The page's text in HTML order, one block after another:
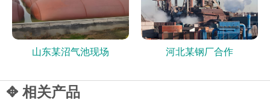
山东某沼气池现场 河北某钢厂合作
✥ 相关产品